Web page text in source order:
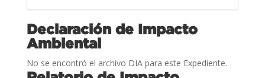
Declaración de Impacto
Ambiental
No se encontró el archivo DIA para este Expediente.